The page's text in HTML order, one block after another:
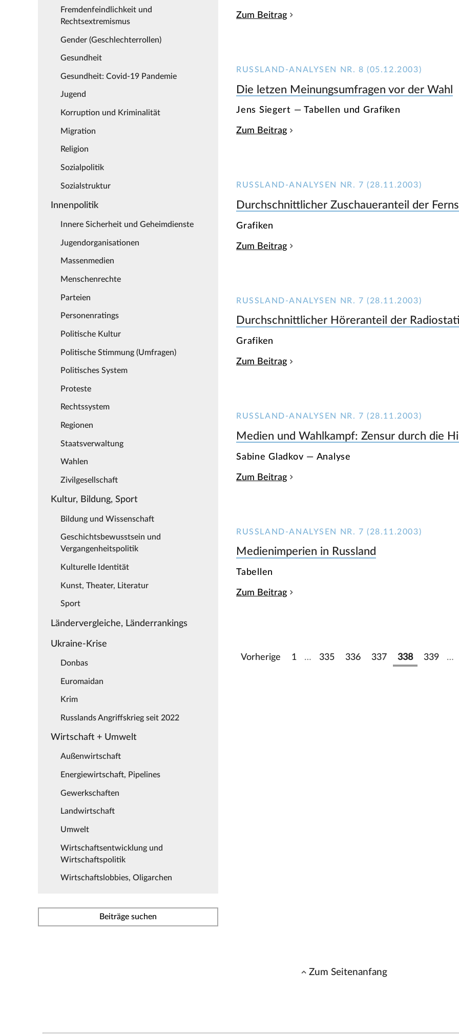
Fremdenfeindlichkeit und
Rechtsextremismus
Gender (Geschlechterrollen)
Gesundheit
Gesundheit: Covid-19 Pandemie
Jugend
Korruption und Kriminalität
Migration
Religion
Sozialpolitik
Sozialstruktur
Innenpolitik
Innere Sicherheit und Geheimdienste
Jugendorganisationen
Massenmedien
Menschenrechte
Parteien
Personenratings
Politische Kultur
Politische Stimmung (Umfragen)
Politisches System
Proteste
Rechtssystem
Regionen
Staatsverwaltung
Wahlen
Zivilgesellschaft
Kultur, Bildung, Sport
Bildung und Wissenschaft
Geschichtsbewusstsein und
Vergangenheitspolitik
Kulturelle Identität
Kunst, Theater, Literatur
Sport
Ländervergleiche, Länderrankings
Ukraine-Krise
Donbas
Euromaidan
Krim
Russlands Angriffskrieg seit 2022
Wirtschaft + Umwelt
Außenwirtschaft
Energiewirtschaft, Pipelines
Gewerkschaften
Landwirtschaft
Umwelt
Wirtschaftsentwicklung und
Wirtschaftspolitik
Wirtschaftslobbies, Oligarchen
Beiträge suchen
Zum Beitrag
RUSSLAND-ANALYSEN NR. 8 (05.12.2003)
Die letzen Meinungsumfragen vor der Wahl
Jens Siegert — Tabellen und Grafiken
Zum Beitrag
RUSSLAND-ANALYSEN NR. 7 (28.11.2003)
Durchschnittlicher Zuschaueranteil der
Grafiken
Zum Beitrag
RUSSLAND-ANALYSEN NR. 7 (28.11.2003)
Durchschnittlicher Höreranteil der
Grafiken
Zum Beitrag
RUSSLAND-ANALYSEN NR. 7 (28.11.2003)
Medien und Wahlkampf: Zensur durch die
Sabine Gladkov — Analyse
Zum Beitrag
RUSSLAND-ANALYSEN NR. 7 (28.11.2003)
Medienimperien in Russland
Tabellen
Zum Beitrag
Vorherige 1 … 335 336 337 338 339 …
Zum Seitenanfang